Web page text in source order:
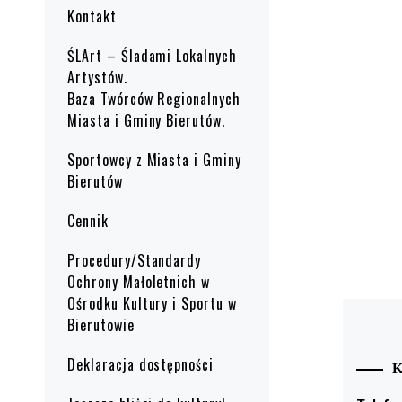
Kontakt
ŚLArt – Śladami Lokalnych
Artystów.
Baza Twórców Regionalnych
Miasta i Gminy Bierutów.
Sportowcy z Miasta i Gminy
Bierutów
Cennik
Procedury/Standardy
Ochrony Małoletnich w
Ośrodku Kultury i Sportu w
Bierutowie
Deklaracja dostępności